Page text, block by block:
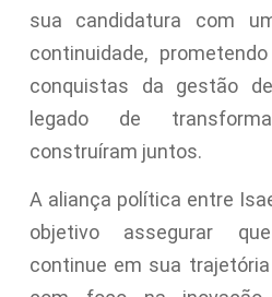
sua candidatura com
continuidade,
conquistas da gestão
legado de
construíram juntos.
A aliança política entre
objetivo assegurar que
continue em sua